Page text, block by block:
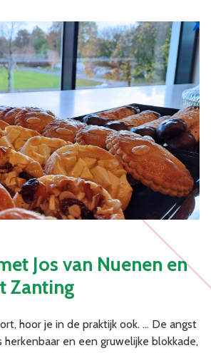
Jos van Nuenen en
Zanting
hoor je in de praktijk ook. … De angst
en een gruwelijke blokkade,